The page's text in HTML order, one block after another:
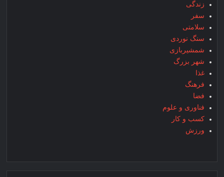
زندگی
سفر
سلامتی
سنگ نوردی
شمشیربازی
شهر بزرگ
غذا
فرهنگ
فضا
فناوری و علوم
کسب و کار
ورزش